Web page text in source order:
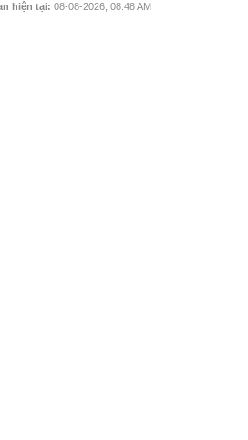
hiện tại: 08-08-2026, 08:48 AM